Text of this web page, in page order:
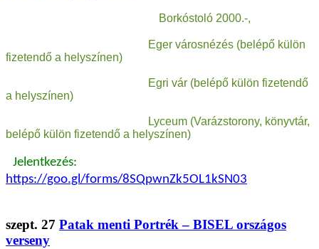
Borkóstoló 2000.-,
Eger városnézés (belépő külön
fizetendő a helyszínen)
Egri vár (belépő külön fizetendő
a helyszínen)
Lyceum (Varázstorony, könyvtár,
belépő külön fizetendő a helyszínen)
Jelentkezés:
https://goo.gl/forms/8SQpwnZk5OL1kSN03
szept. 27 Patak menti Portrék – BISEL országos
verseny